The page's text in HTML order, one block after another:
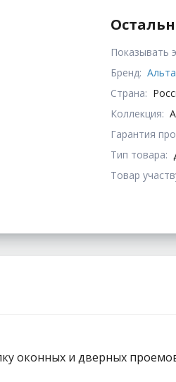
Показывать
Бренд:
Страна:
Коллекция:
Гарантия
Тип товара:
Товар
оконных и дверных